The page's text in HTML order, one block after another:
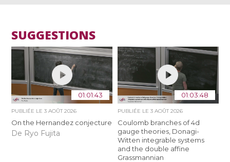
SUGGESTIONS
01:01:43
PUBLIÉE LE3 AOÛT 2026
On the Hernandez conjecture
De Ryo Fujita
01:03:48
PUBLIÉE LE 3 AOÛT 2026
Coulomb branches of 4d
gauge theories, Donagi-
Witten integrable systems
and the double affine
Grassmannian